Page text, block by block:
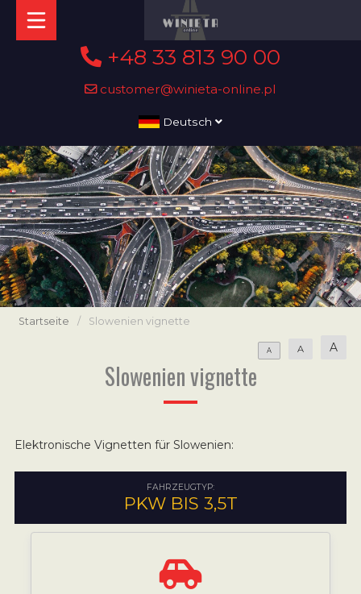
+48 33 813 90 00
customer@winieta-online.pl
Deutsch
Startseite / Slowenien vignette
A A A
Slowenien vignette
Elektronische Vignetten für Slowenien:
FAHRZEUGTYP:
PKW BIS 3,5T